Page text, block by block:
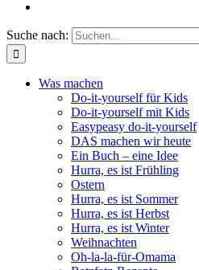
Suche nach:
Was machen
Do-it-yourself für Kids
Do-it-yourself mit Kids
Easypeasy do-it-yourself
DAS machen wir heute
Ein Buch – eine Idee
Hurra, es ist Frühling
Ostern
Hurra, es ist Sommer
Hurra, es ist Herbst
Hurra, es ist Winter
Weihnachten
Oh-la-la-für-Omama